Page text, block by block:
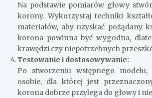
Na podstawie pomiarów głowy
korony. Wykorzystaj techniki
materiałów, aby uzyskać pożądany
korona powinna być wygodna,
krawędzi czy niepotrzebnych
Testowanie i dostosowywanie:
Po stworzeniu wstępnego
osobie, dla której jest
korona dobrze przylega do głowy i